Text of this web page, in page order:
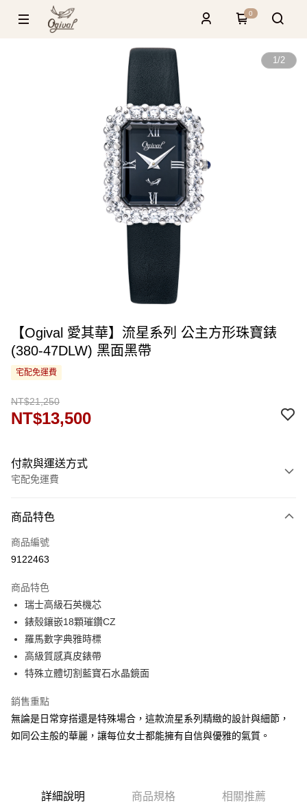
0
1/2
【Ogival 愛其華】流星系列 公主方形珠寶錶
(380-47DLW) 黑面黑帶
宅配免運費
NT$21,250
NT$13,500
付款與運送方式
宅配免運費
信用卡一次付款
運送方式
宅配
免運費
商品特色
商品編號
9122463
商品特色
瑞士高級石英機芯
錶殼鑲嵌18顆璀鑽CZ
羅馬數字典雅時標
高級質感真皮錶帶
特殊立體切割藍寶石水晶鏡面
銷售重點
無論是日常穿搭還是特殊場合，這款流星系列精緻的設計與細節，
如同公主般的華麗，讓每位女士都能擁有自信與優雅的氣質。
詳細說明 商品規格 相關推薦